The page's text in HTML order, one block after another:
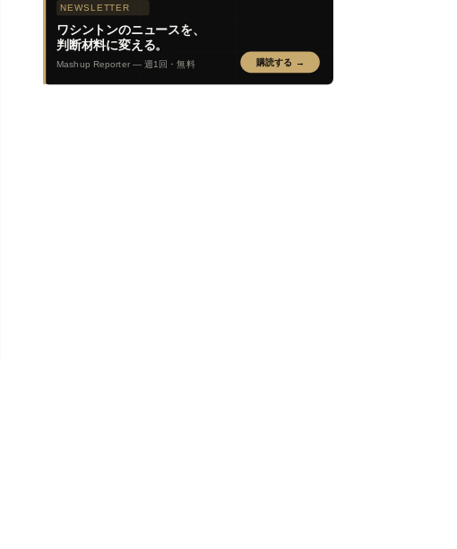
NEWSLETTER
ワシントンのニュースを、
判断材料に変える。
Mashup Reporter — 週1回・無料 購読する →